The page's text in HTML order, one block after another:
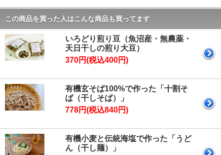
この商品を買った人はこんな商品も買ってます
いろどり煎り豆（魚沼産・無農薬・
天日干しの煎り大豆）
370円(税込400円)
有機玄そば100%で作った「十割そ
ば（干しそば）」
778円(税込840円)
有機小麦と伝統海塩で作った「うど
ん（干し麺）」